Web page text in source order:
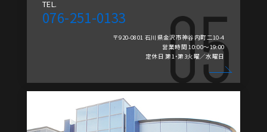
TEL.
076-251-0133
〒920-0801 石川県金沢市神谷内町二10-4
営業時間 10:00～19:00
定休日 第1・第3火曜／水曜日